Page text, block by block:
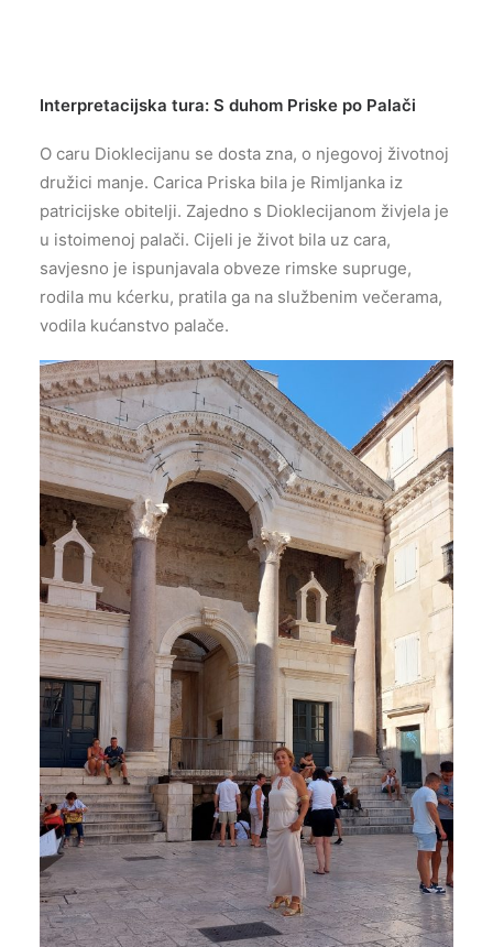
Interpretacijska tura: S duhom Priske po Palači
O caru Dioklecijanu se dosta zna, o njegovoj životnoj
družici manje. Carica Priska bila je Rimljanka iz
patricijske obitelji. Zajedno s Dioklecijanom živjela je
u istoimenoj palači. Cijeli je život bila uz cara,
savjesno je ispunjavala obveze rimske supruge,
rodila mu kćerku, pratila ga na službenim večerama,
vodila kućanstvo palače.